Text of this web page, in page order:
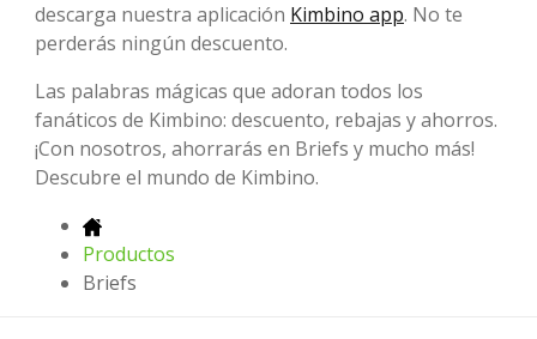
descarga nuestra aplicación Kimbino app. No te
perderás ningún descuento.
Las palabras mágicas que adoran todos los
fanáticos de Kimbino: descuento, rebajas y ahorros.
¡Con nosotros, ahorrarás en Briefs y mucho más!
Descubre el mundo de Kimbino.
Productos
Briefs